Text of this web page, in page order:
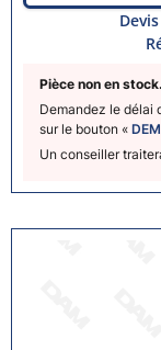
Pièce non en stock.
Demandez le délai
sur le bouton «
Un conseiller